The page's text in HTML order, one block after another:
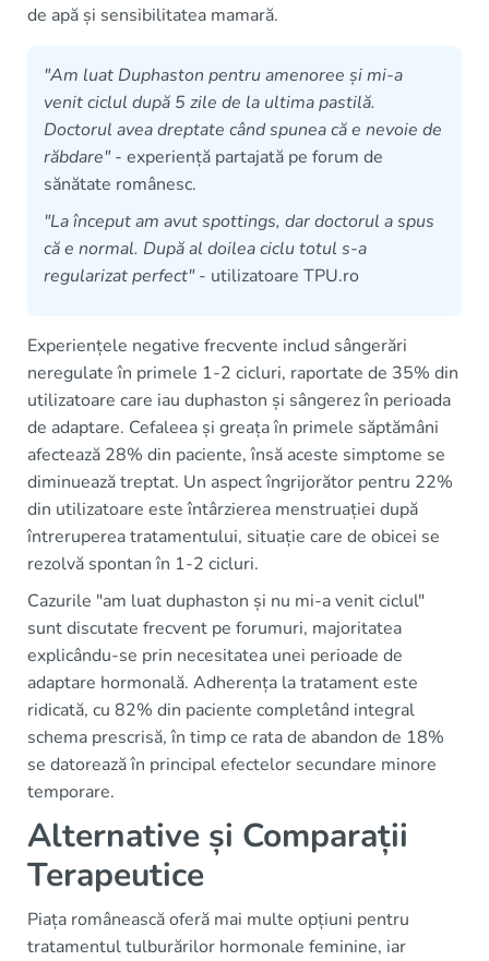
de apă și sensibilitatea mamară.
"Am luat Duphaston pentru amenoree și mi-a
venit ciclul după 5 zile de la ultima pastilă.
Doctorul avea dreptate când spunea că e nevoie de
răbdare"- experiență partajată pe forum de
sănătate românesc.
"La început am avut spottings, dar doctorul a spus
că e normal. După al doilea ciclu totul s-a
regularizat perfect"- utilizatoare TPU.ro
Experiențele negative frecvente includ sângerări
neregulate în primele 1-2 cicluri, raportate de 35% din
utilizatoare care iau duphaston și sângerez în perioada
de adaptare. Cefaleea și greața în primele săptămâni
afectează 28% din paciente, însă aceste simptome se
diminuează treptat. Un aspect îngrijorător pentru 22%
din utilizatoare este întârzierea menstruației după
întreruperea tratamentului, situație care de obicei se
rezolvă spontan în 1-2 cicluri.
Cazurile "am luat duphaston și nu mi-a venit ciclul"
sunt discutate frecvent pe forumuri, majoritatea
explicându-se prin necesitatea unei perioade de
adaptare hormonală. Adherența la tratament este
ridicată, cu 82% din paciente completând integral
schema prescrisă, în timp ce rata de abandon de 18%
se datorează în principal efectelor secundare minore
temporare.
Alternative și Comparații
Terapeutice
Piața românească oferă mai multe opțiuni pentru
tratamentul tulburărilor hormonale feminine, iar